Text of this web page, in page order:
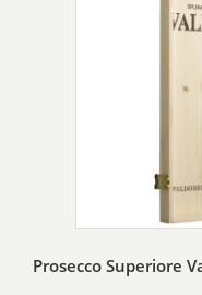
Prosecco Superiore